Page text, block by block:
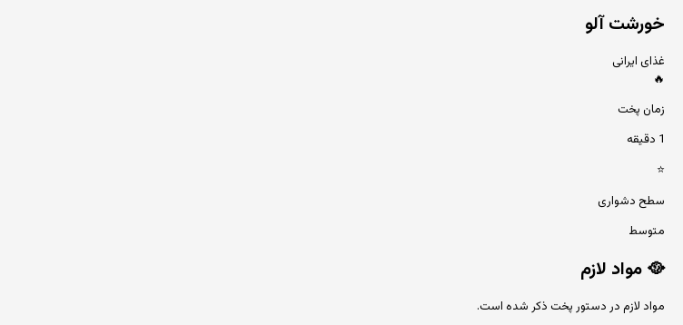
خورشت آلو
غذای ایرانی
🔥
زمان پخت
1 دقیقه
⭐
سطح دشواری
متوسط
🥘 مواد لازم
مواد لازم در دستور پخت ذکر شده است.